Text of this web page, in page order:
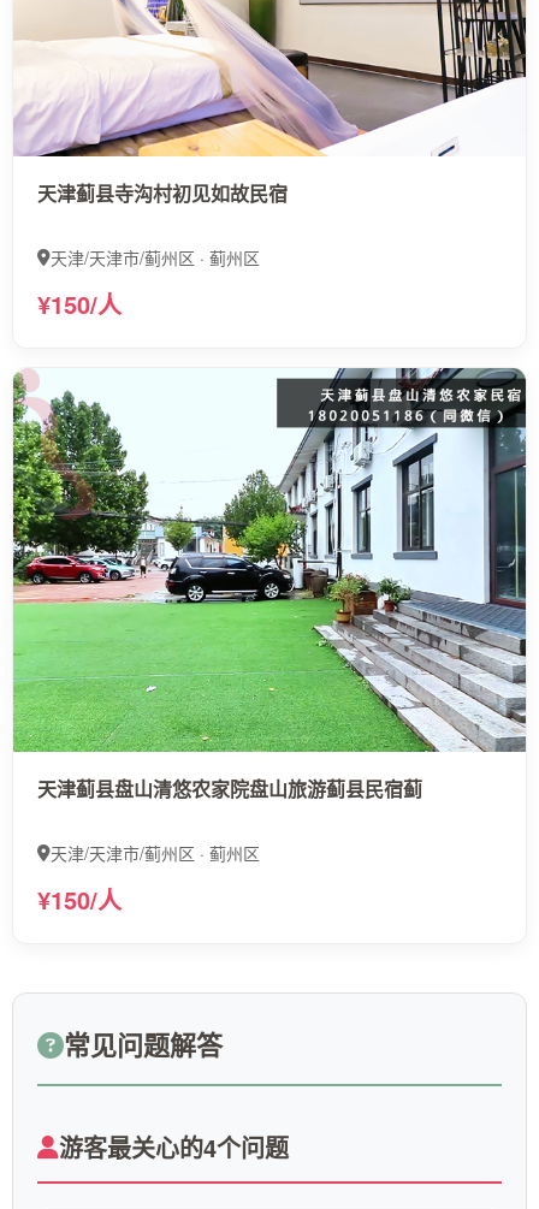
天津蓟县寺沟村初见如故民宿
天津/天津市/蓟州区 · 蓟州区
¥150/人
天津蓟县盘山清悠农家院盘山旅游蓟县民宿蓟
天津/天津市/蓟州区 · 蓟州区
¥150/人
常见问题解答
游客最关心的4个问题